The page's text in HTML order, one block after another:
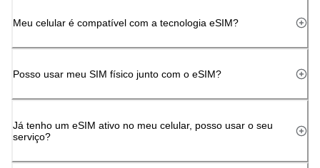
Meu celular é compatível com a tecnologia eSIM?
Posso usar meu SIM físico junto com o eSIM?
Já tenho um eSIM ativo no meu celular, posso usar o seu
serviço?